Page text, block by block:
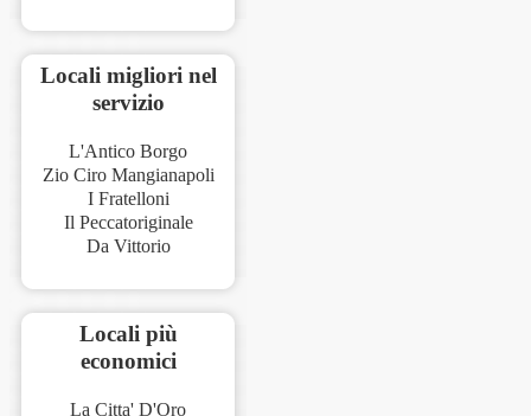
Locali migliori nel
servizio
L'Antico Borgo
Zio Ciro Mangianapoli
I Fratelloni
Il Peccatoriginale
Da Vittorio
Locali più
economici
La Citta' D'Oro